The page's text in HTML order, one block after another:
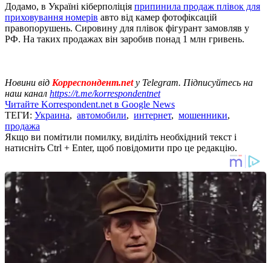
Додамо, в Україні кіберполіція припинила продаж плівок для
приховування номерів авто від камер фотофіксацій
правопорушень. Сировину для плівок фігурант замовляв у
РФ. На таких продажах він заробив понад 1 млн гривень.
Новини від Корреспондент.netу Telegram. Підписуйтесь на
наш канал https://t.me/korrespondentnet
Читайте Korrespondent.net в Google News
ТЕГИ: Украина, автомобили, интернет, мошенники,
продажа
Якщо ви помітили помилку, виділіть необхідний текст і
натисніть Ctrl + Enter, щоб повідомити про це редакцію.